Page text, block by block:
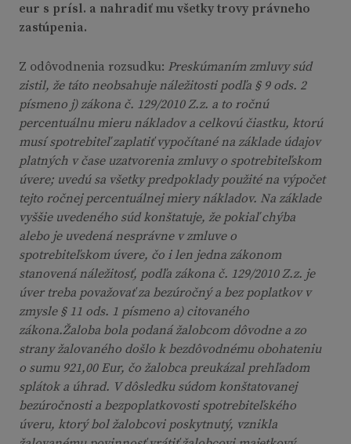
eur s prísl. a nahradiť mu všetky trovy právneho
zastúpenia.
Z odôvodnenia rozsudku: Preskúmaním zmluvy súd
zistil, že táto neobsahuje náležitosti podľa § 9 ods. 2
písmeno j) zákona č. 129/2010 Z.z. a to ročnú
percentuálnu mieru nákladov a celkovú čiastku, ktorú
musí spotrebiteľ zaplatiť vypočítané na základe údajov
platných v čase uzatvorenia zmluvy o spotrebiteľskom
úvere; uvedú sa všetky predpoklady použité na výpočet
tejto ročnej percentuálnej miery nákladov. Na základe
vyššie uvedeného súd konštatuje, že pokiaľ chýba
alebo je uvedená nesprávne v zmluve o
spotrebiteľskom úvere, čo i len jedna zákonom
stanovená náležitosť, podľa zákona č. 129/2010 Z.z. je
úver treba považovať za bezúročný a bez poplatkov v
zmysle § 11 ods. 1 písmeno a) citovaného
zákona.Žaloba bola podaná žalobcom dôvodne a zo
strany žalovaného došlo k bezdôvodnému obohateniu
o sumu 921,00 Eur, čo žalobca preukázal prehľadom
splátok a úhrad. V dôsledku súdom konštatovanej
bezúročnosti a bezpoplatkovosti spotrebiteľského
úveru, ktorý bol žalobcovi poskytnutý, vznikla